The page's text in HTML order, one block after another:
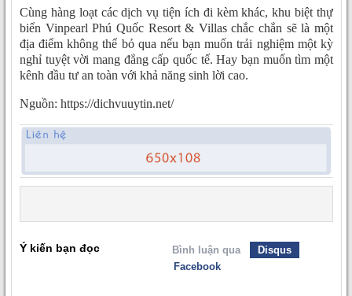
Cùng hàng loạt các dịch vụ tiện ích đi kèm khác, khu biệt thự
biển Vinpearl Phú Quốc Resort & Villas chắc chắn sẽ là một
địa điểm không thể bỏ qua nếu bạn muốn trải nghiệm một kỳ
nghỉ tuyệt vời mang đẳng cấp quốc tế. Hay bạn muốn tìm một
kênh đầu tư an toàn với khả năng sinh lời cao.
Nguồn: https://dichvuuytin.net/
Ý kiến bạn đọc Bình luận qua
Disqus
Facebook